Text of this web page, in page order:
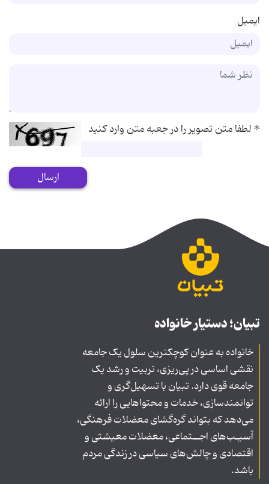
ایمیل
*لطفا متن تصویر را در جعبه متن وارد کنید
ارسال
تبیان؛ دستیار خانواده
خانواده به عنوان کوچکترین سلول یک جامعه
نقشی اساسی در پی‌ریزی، تربیت و رشد یک
جامعه قوی دارد. تبیان با تسهیل‌گری و
توانمندسازی، خدمات و محتواهایی را ارائه
می‌دهد که بتواند گره‌گشای معضلات فرهنگی،
آسیـب‌های اجــتماعی، معضلات معیشتی و
اقتصادی و چالش‌های سیاسی در زندگی مردم
باشد.